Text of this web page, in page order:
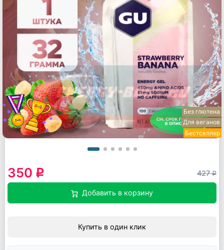
Без глютена
Для веганов
Бестселлер
350 q 427q
Добавить в корзину
Купить в один клик